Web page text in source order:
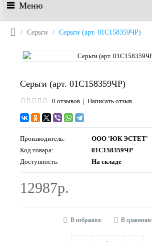
Меню
Серьги Серьги (арт. 01С158359ЧР)
Серьги (арт. 01С158359ЧР)
0 отзывов | Написать отзыв
Производитель:
ООО 'ЮК ЭСТЕТ'
Код товара:
01С158359ЧР
Доступность:
На складе
12987р.
В избранное В сравнение